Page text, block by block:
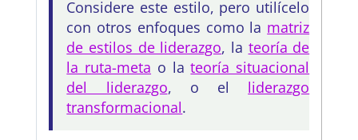
Considere este estilo, pero utilícelo
con otros enfoques como la matriz
de estilos de liderazgo, la teoría de
la ruta-meta o lateoría situacional
del liderazgo, o el liderazgo
transformacional.